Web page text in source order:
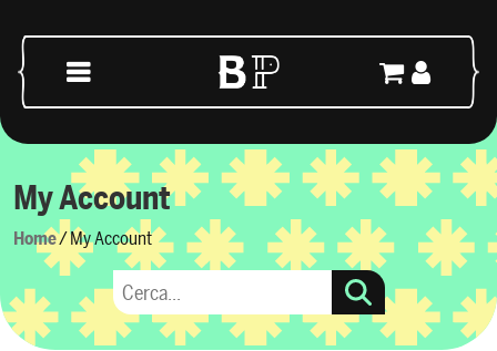
Navigazione principale
My Account
Home/ My Account